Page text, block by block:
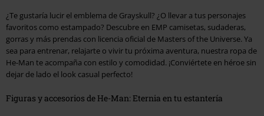
¿Te gustaría lucir el emblema de Grayskull? ¿O llevar a tus personajes
favoritos como estampado? Descubre en EMP camisetas, sudaderas,
gorras y más prendas con licencia oficial de Masters of the Universe. Ya
sea para entrenar, relajarte o vivir tu próxima aventura, nuestra ropa de
He-Man te acompaña con estilo y comodidad. ¡Conviértete en héroe sin
dejar de lado el look casual perfecto!
Figuras y accesorios de He-Man: Eternia en tu estantería